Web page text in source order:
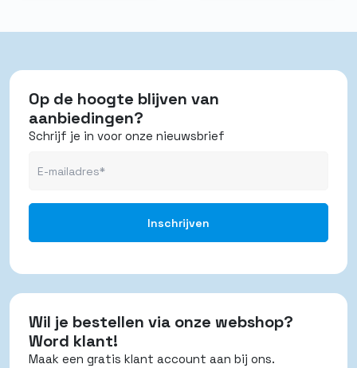
Op de hoogte blijven van
aanbiedingen?
Schrijf je in voor onze nieuwsbrief
Wil je bestellen via onze webshop?
Word klant!
Maak een gratis klant account aan bij ons.